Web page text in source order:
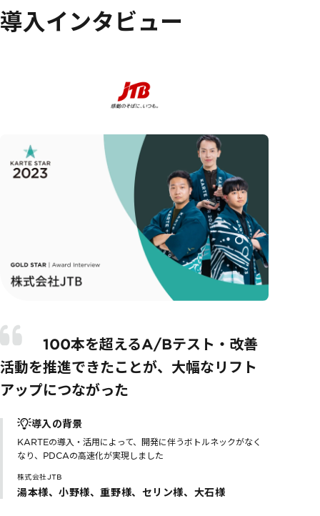
導入インタビュー
100本を超えるA/Bテスト・改善
活動を推進できたことが、大幅なリフト
アップにつながった
導入の背景
KARTEの導入・活用によって、開発に伴うボトルネックがなく
なり、PDCAの高速化が実現しました
株式会社JTB
湯本様、小野様、重野様、セリン様、大石様